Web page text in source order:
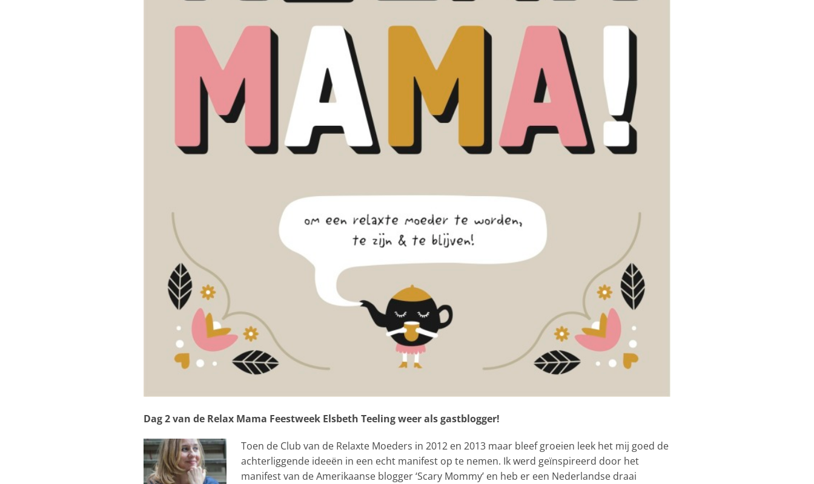
Dag 2 van de Relax Mama Feestweek Elsbeth Teeling weer als gastblogger!
Toen de Club van de Relaxte Moeders in 2012 en 2013 maar bleef groeien leek het mij goed de
achterliggende ideeën in een echt manifest op te nemen. Ik werd geïnspireerd door het
manifest van de Amerikaanse blogger ‘Scary Mommy’ en heb er een Nederlandse draai